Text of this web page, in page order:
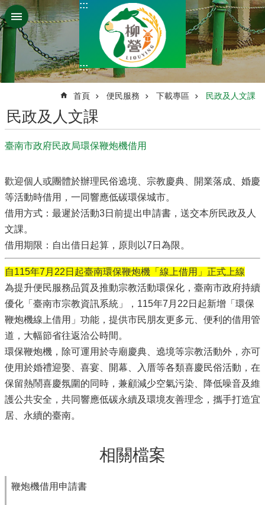
跳到主要內容區塊
:::
:::
首頁 便民服務 下載專區 民政及人文課
民政及人文課
臺南市政府民政局環保鞭炮機借用
歡迎個人或團體於辦理民俗遶境、宗教慶典、開業落成、婚慶
等活動時借用，一同響應低碳環保城市。
借用方式：最遲於活動3日前提出申請書，送交本所民政及人
文課。
借用期限：自出借日起算，原則以7日為限。
自115年7月22日起臺南環保鞭炮機「線上借用」正式上線
為提升便民服務品質及推動宗教活動環保化，臺南市政府持續
優化「臺南市宗教資訊系統」，115年7月22日起新增「環保
鞭炮機線上借用」功能，提供市民朋友更多元、便利的借用管
道，大幅節省往返洽公時間。
環保鞭炮機，除可運用於寺廟慶典、遶境等宗教活動外，亦可
使用於婚禮迎娶、喜宴、開幕、入厝等各類喜慶民俗活動，在
保留熱鬧喜慶氛圍的同時，兼顧減少空氣污染、降低噪音及維
護公共安全，共同響應低碳永續及環境友善理念，攜手打造宜
居、永續的臺南。
相關檔案
鞭炮機借用申請書